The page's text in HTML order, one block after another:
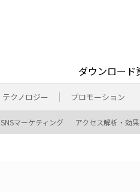
ダウンロード
テクノロジー プロモーション
SNSマーケティング アクセス解析・効